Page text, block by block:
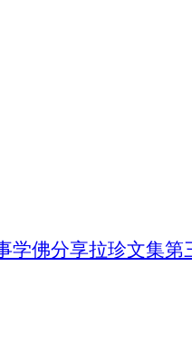
学佛分享拉珍文集第